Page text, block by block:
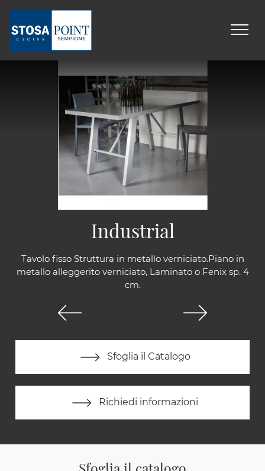
Tavolo fisso Struttura in metallo verniciato.Piano in
metallo alleggerito verniciato, Laminato o Fenix sp. 4
cm.
Sfoglia il Catalogo
Richiedi informazioni
Industrial